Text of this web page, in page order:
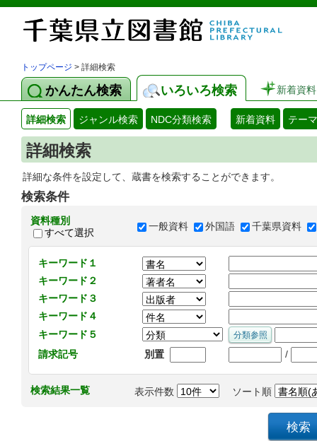
トップページ > 詳細検索
かんたん検索 いろいろ検索 新着資料
詳細検索 ジャンル検索 NDC分類検索 新着資料 テー
詳細検索
詳細な条件を設定して、蔵書を検索することができます。
検索条件
資料種別
すべて選択
一般資料 外国語 千葉県資料
キーワード１
キーワード２
キーワード３
キーワード４
キーワード５
請求記号
別置 /
検索結果一覧 表示件数 ソート順